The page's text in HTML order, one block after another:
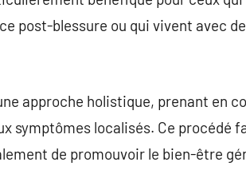
post-blessure ou qui vivent avec
approche holistique, prenant en
symptômes localisés. Ce procédé
de promouvoir le bien-être